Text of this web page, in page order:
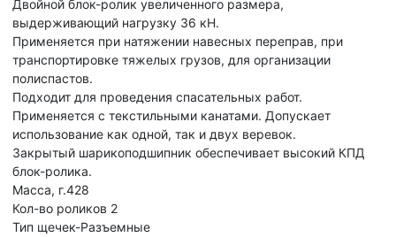
Двойной блок-ролик увеличенного размера,
выдерживающий нагрузку 36 кН.
Применяется при натяжении навесных переправ, при
транспортировке тяжелых грузов, для организации
полиспастов.
Подходит для проведения спасательных работ.
Применяется с текстильными канатами. Допускает
использование как одной, так и двух веревок.
Закрытый шарикоподшипник обеспечивает высокий КПД
блок-ролика.
Масса, г.428
Кол-во роликов 2
Тип щечек-Разъемные